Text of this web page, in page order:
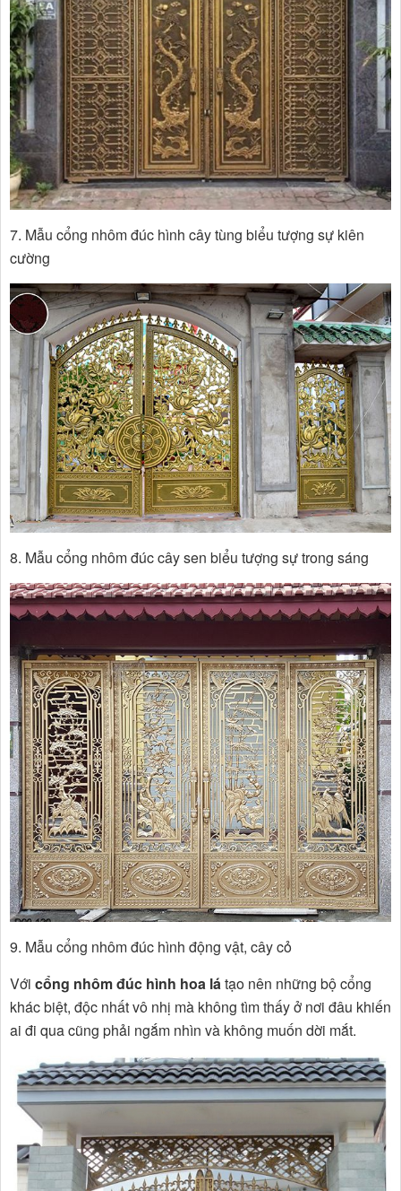
7. Mẫu cổng nhôm đúc hình cây tùng biểu tượng sự kiên
cường
8. Mẫu cổng nhôm đúc cây sen biểu tượng sự trong sáng
9. Mẫu cổng nhôm đúc hình động vật, cây cỏ
Với cổng nhôm đúc hình hoa lá tạo nên những bộ cổng
khác biệt, độc nhất vô nhị mà không tìm thấy ở nơi đâu khiến
ai đi qua cũng phải ngắm nhìn và không muốn dời mắt.